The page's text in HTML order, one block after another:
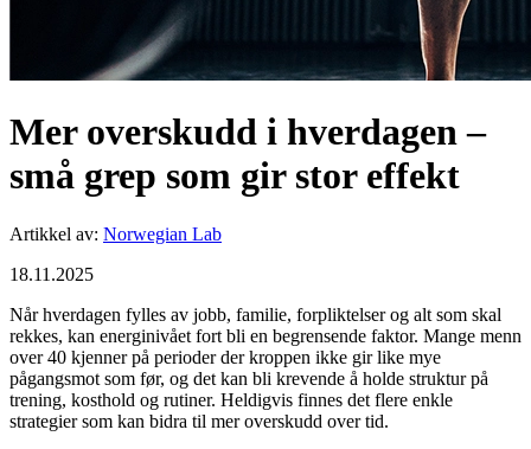
Mer overskudd i hverdagen –
små grep som gir stor effekt
Artikkel av: Norwegian Lab
18.11.2025
Når hverdagen fylles av jobb, familie, forpliktelser og alt som skal
rekkes, kan energinivået fort bli en begrensende faktor. Mange menn
over 40 kjenner på perioder der kroppen ikke gir like mye
pågangsmot som før, og det kan bli krevende å holde struktur på
trening, kosthold og rutiner. Heldigvis finnes det flere enkle
strategier som kan bidra til mer overskudd over tid.